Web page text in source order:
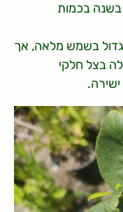
בשנה בכמות
לגדול בשמש מלאה, אך
בצל חלקי